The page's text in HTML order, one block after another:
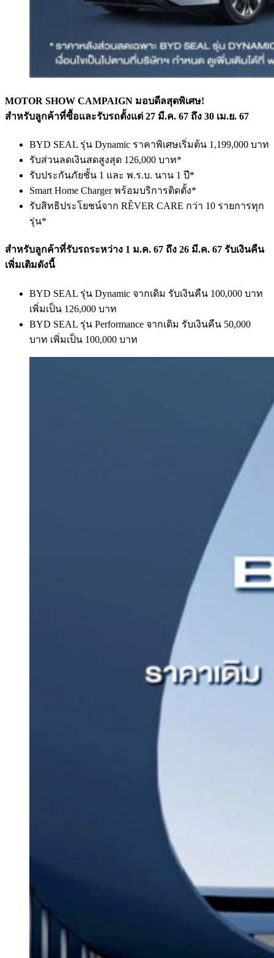
MOTOR SHOW CAMPAIGN มอบดีลสุดพิเศษ!
สำหรับลูกค้าที่ซื้อและรับรถตั้งแต่ 27 มี.ค. 67 ถึง 30 เม.ย. 67
BYD SEAL รุ่น Dynamic ราคาพิเศษเริ่มต้น 1,199,000 บาท
รับส่วนลดเงินสดสูงสุด 126,000 บาท*
รับประกันภัยชั้น 1 และ พ.ร.บ. นาน 1 ปี*
Smart Home Charger พร้อมบริการติดตั้ง*
รับสิทธิประโยชน์จาก RÊVER CARE กว่า 10 รายการทุก
รุ่น*​
สำหรับลูกค้าที่รับรถระหว่าง 1 ม.ค. 67 ถึง 26 มี.ค. 67 รับเงินคืน
เพิ่มเติมดังนี้
BYD SEAL รุ่น Dynamic จากเดิม รับเงินคืน 100,000 บาท
เพิ่มเป็น 126,000 บาท
BYD SEAL รุ่น Performance จากเดิม รับเงินคืน 50,000
บาท เพิ่มเป็น 100,000 บาท